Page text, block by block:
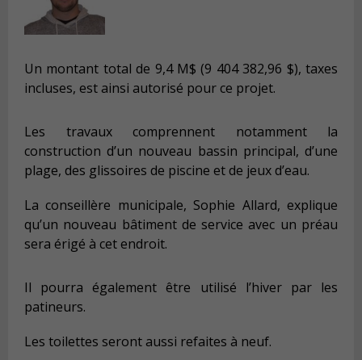
Un montant total de 9,4 M$ (9 404 382,96 $), taxes
incluses, est ainsi autorisé pour ce projet.
Les travaux comprennent notamment la
construction d’un nouveau bassin principal, d’une
plage, des glissoires de piscine et de jeux d’eau.
La conseillère municipale, Sophie Allard, explique
qu’un nouveau bâtiment de service avec un préau
sera érigé à cet endroit.
Il pourra également être utilisé l’hiver par les
patineurs.
Les toilettes seront aussi refaites à neuf.